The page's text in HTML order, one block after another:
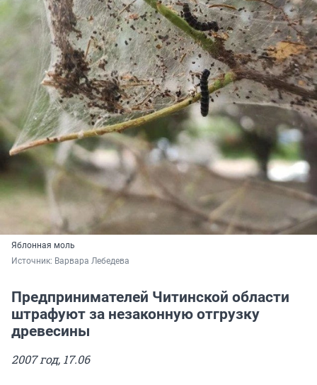
Яблонная моль
Источник: Варвара Лебедева
Предпринимателей Читинской области
штрафуют за незаконную отгрузку
древесины
2007 год, 17.06